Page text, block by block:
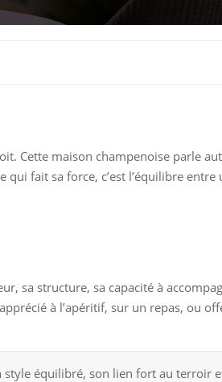
Cette maison champenoise parle
fait sa force, c’est l’équilibre
sa structure, sa capacité à
à l’apéritif, sur un repas, ou
équilibré, son lien fort au terroir